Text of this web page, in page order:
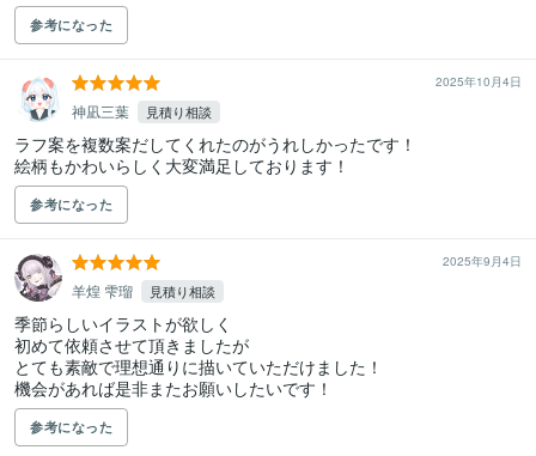
参考になった
2025年10月4日
神凪三葉 見積り相談
ラフ案を複数案だしてくれたのがうれしかったです！
絵柄もかわいらしく大変満足しております！
参考になった
2025年9月4日
羊煌 雫瑠 見積り相談
季節らしいイラストが欲しく
初めて依頼させて頂きましたが
とても素敵で理想通りに描いていただけました！
機会があれば是非またお願いしたいです！
参考になった